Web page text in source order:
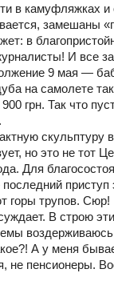
камуфляжках и
замешаны
в
И все
9 мая —
на самолете
грн. Так что
скульптуру
но это не тот
Для
горы трупов. Сюр!
В строю
А у меня
не пенсионеры.